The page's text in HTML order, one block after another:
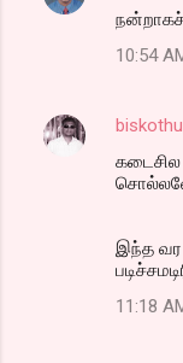
10:54
இந்த வர
11:18